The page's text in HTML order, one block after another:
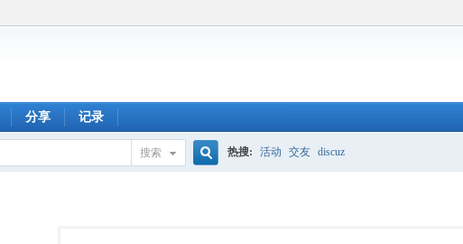
分享 记录
搜索 热搜: 活动 交友 discuz